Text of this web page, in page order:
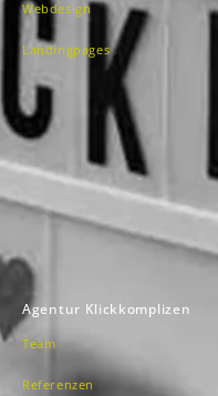
Webdesign
Landingpages
Agentur Klickkomplizen
Team
Referenzen